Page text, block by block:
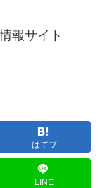
報サイト
はてブ
LINE